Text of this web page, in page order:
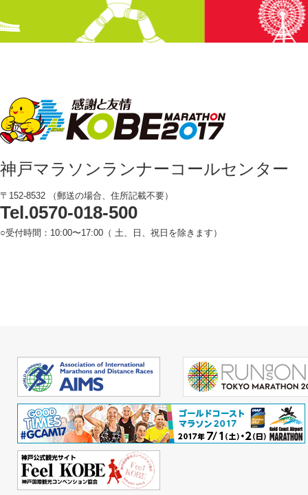
神戸マラソンランナーコールセンター
〒152-8532 （郵送の場合、住所記載不要）
Tel.0570-018-500
○受付時間：10:00〜17:00（ 土、日、祝日を除きます）